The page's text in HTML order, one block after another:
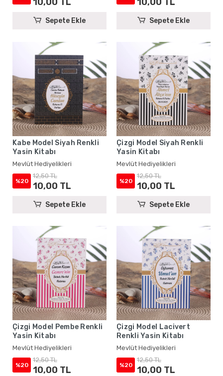
Sepete Ekle Sepete Ekle
Kabe Model Siyah Renkli
Yasin Kitabı
Mevlüt Hediyelikleri
%20
12,50 TL
10,00 TL
Sepete Ekle
Çizgi Model Siyah Renkli
Yasin Kitabı
Mevlüt Hediyelikleri
%20
12,50 TL
10,00 TL
Sepete Ekle
Çizgi Model Pembe Renkli
Yasin Kitabı
Mevlüt Hediyelikleri
%20
12,50 TL
10,00 TL
Çizgi Model Lacivert
Renkli Yasin Kitabı
Mevlüt Hediyelikleri
%20
12,50 TL
10,00 TL